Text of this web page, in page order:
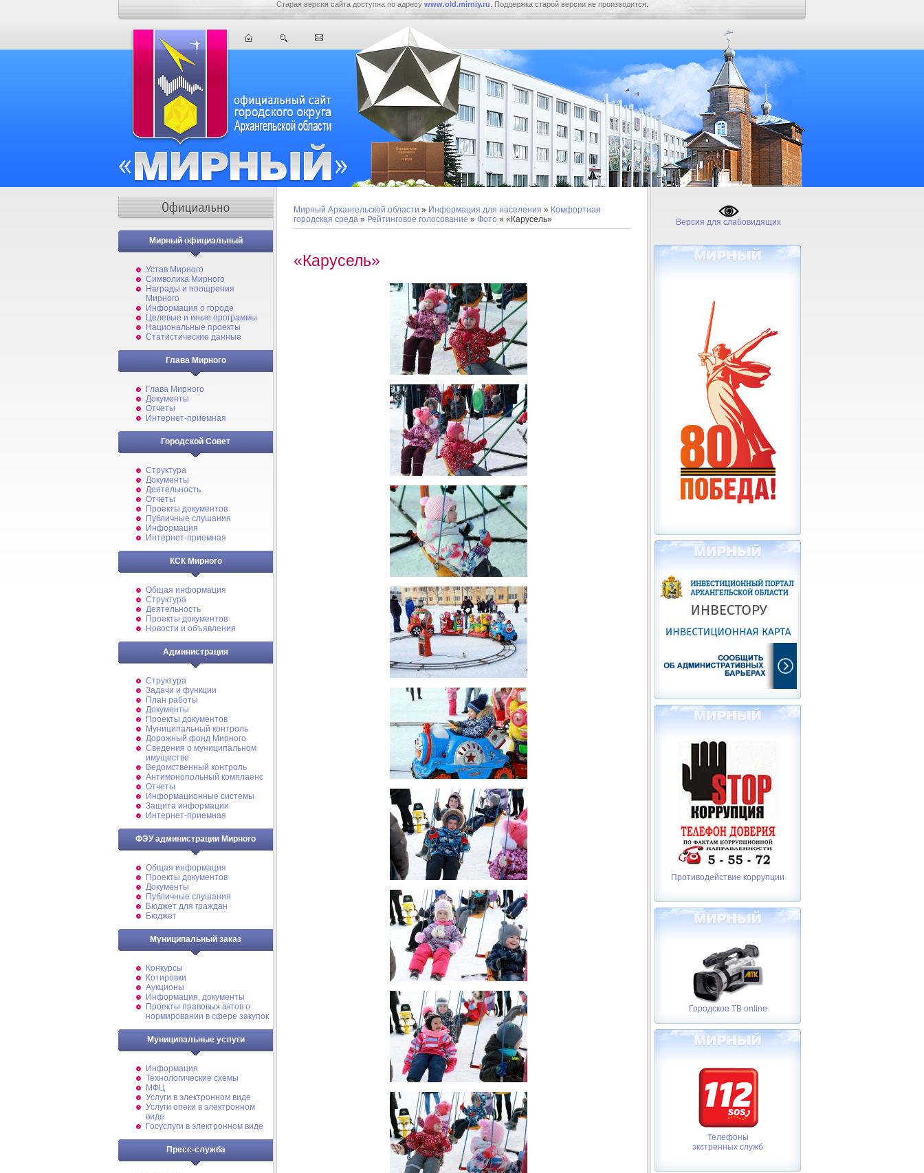
Старая версия сайта доступна по адресу www.old.mirniy.ru . Поддержка старой версии не производится.
Мирный официальный
Устав Мирного
Символика Мирного
Награды и поощрения
Мирного
Информация о городе
Целевые и иные программы
Национальные проекты
Статистические данные
Глава Мирного
Глава Мирного
Документы
Отчеты
Интернет-приемная
Городской Совет
Структура
Документы
Деятельность
Отчеты
Проекты документов
Публичные слушания
Информация
Интернет-приемная
КСК Мирного
Общая информация
Структура
Деятельность
Проекты документов
Новости и объявления
Администрация
Структура
Задачи и функции
План работы
Документы
Проекты документов
Муниципальный контроль
Дорожный фонд Мирного
Cведения о муниципальном
имуществе
Ведомственный контроль
Антимонопольный комплаенс
Отчеты
Информационные системы
Защита информации
Интернет-приемная
ФЭУ администрации Мирного
Общая информация
Проекты документов
Документы
Публичные слушания
Бюджет для граждан
Бюджет
Муниципальный заказ
Конкурсы
Котировки
Аукционы
Информация, документы
Проекты правовых актов о
нормировании в сфере закупок
Муниципальные услуги
Информация
Технологические схемы
МФЦ
Услуги в электронном виде
Услуги опеки в электронном
виде
Госуслуги в электронном виде
Пресс-служба
Мирный Архангельской области » Информация для населения » Комфортная
городская среда » Рейтинговое голосование » Фото » «Карусель»
«Карусель»
Версия для слабовидящих
Противодействие коррупции
Городское ТВ online
Телефоны
экстренных служб